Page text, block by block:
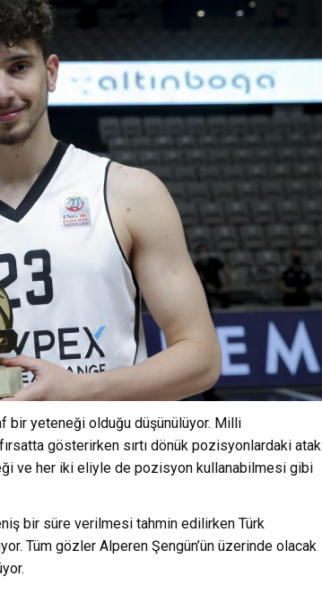
bir yeteneği olduğu düşünülüyor. Milli
gösterirken sırtı dönük pozisyonlardaki atak
ve her iki eliyle de pozisyon kullanabilmesi gibi
bir süre verilmesi tahmin edilirken Türk
Tüm gözler Alperen Şengün’ün üzerinde olacak